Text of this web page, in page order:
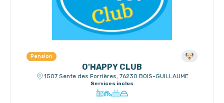
Pension
O'HAPPY CLUB
1507 Sente des Forrières, 76230 BOIS-GUILLAUME
Services inclus